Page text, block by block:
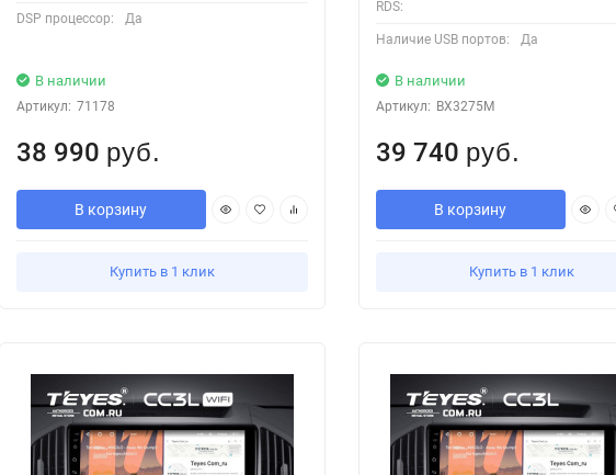
DSP процессор: Да
В наличии
Артикул: 71178
38 990 руб.
В корзину
Купить в 1 клик
RDS:
Наличие USB портов: Да
В наличии
Артикул: BX3275M
39 740 руб.
В корзину
Купить в 1 клик